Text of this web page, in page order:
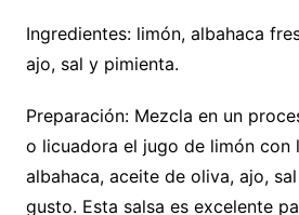
Ingredientes: limón, albahaca
ajo, sal y pimienta.
Preparación: Mezcla en un
o licuadora el jugo de limón con
albahaca, aceite de oliva, ajo,
gusto. Esta salsa es excelente